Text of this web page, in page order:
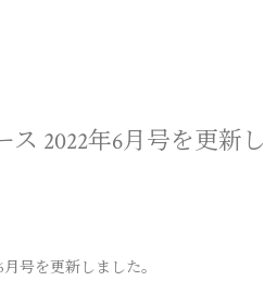
2022年6月号を更新し
号を更新しました。